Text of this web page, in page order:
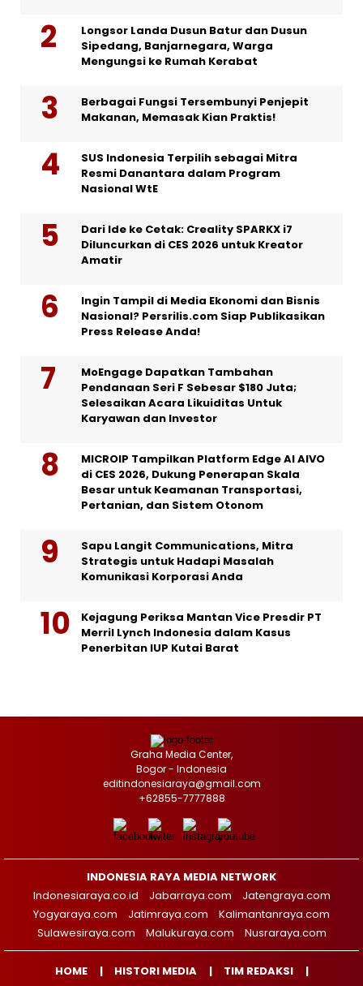
Longsor Landa Dusun Batur dan Dusun
Sipedang, Banjarnegara, Warga
Mengungsi ke Rumah Kerabat
Berbagai Fungsi Tersembunyi Penjepit
Makanan, Memasak Kian Praktis!
SUS Indonesia Terpilih sebagai Mitra
Resmi Danantara dalam Program
Nasional WtE
Dari Ide ke Cetak: Creality SPARKX i7
Diluncurkan di CES 2026 untuk Kreator
Amatir
Ingin Tampil di Media Ekonomi dan Bisnis
Nasional? Persrilis.com Siap Publikasikan
Press Release Anda!
MoEngage Dapatkan Tambahan
Pendanaan Seri F Sebesar $180 Juta;
Selesaikan Acara Likuiditas Untuk
Karyawan dan Investor
MICROIP Tampilkan Platform Edge AI AIVO
di CES 2026, Dukung Penerapan Skala
Besar untuk Keamanan Transportasi,
Pertanian, dan Sistem Otonom
Sapu Langit Communications, Mitra
Strategis untuk Hadapi Masalah
Komunikasi Korporasi Anda
Kejagung Periksa Mantan Vice Presdir PT
Merril Lynch Indonesia dalam Kasus
Penerbitan IUP Kutai Barat
Graha Media Center,
Bogor - Indonesia
editindonesiaraya@gmail.com
+62855-7777888
INDONESIA RAYA MEDIA NETWORK
Indonesiaraya.co.id
Jabarraya.com
Jatengraya.com
Yogyaraya.com
Jatimraya.com
Kalimantanraya.com
Sulawesiraya.com
Malukuraya.com Nusraraya.com
HOME HISTORI MEDIA TIM REDAKSI